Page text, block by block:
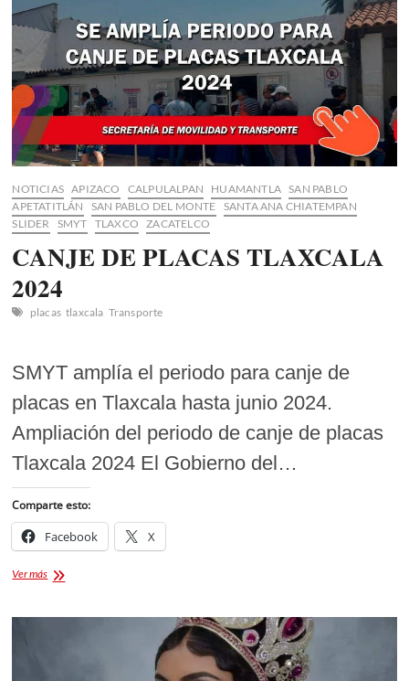
su
escenario
2a
temporada
NOTICIAS APIZACO CALPULALPAN HUAMANTLA SAN PABLO
APETATITLÁN
SAN PABLO DEL MONTE SANTA ANA CHIATEMPAN
SLIDER
SMYT TLAXCO ZACATELCO
CANJE DE PLACAS TLAXCALA
2024
placas tlaxcala Transporte
SMYT amplía el periodo para canje de
placas en Tlaxcala hasta junio 2024.
Ampliación del periodo de canje de placas
Tlaxcala 2024 El Gobierno del…
Comparte esto:
Facebook X
Ver másCANJE